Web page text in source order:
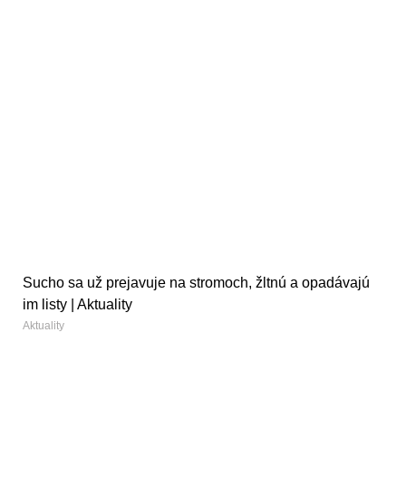
Sucho sa už prejavuje na stromoch, žltnú a opadávajú
im listy | Aktuality
Aktuality